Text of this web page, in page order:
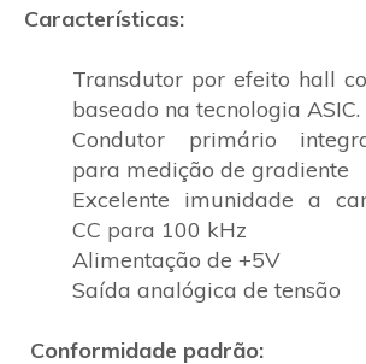
Características:
Transdutor por efeito hall
baseado na tecnologia ASIC.
Condutor primário
para medição de gradiente
Excelente imunidade a
CC para 100 kHz
Alimentação de +5V
Saída analógica de tensão
Conformidade padrão: